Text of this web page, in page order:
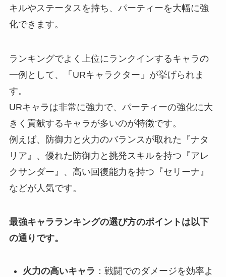
キルやステータスを持ち、パーティーを大幅に強
化できます。
ランキングでよく上位にランクインするキャラの
一例として、「URキャラクター」が挙げられま
す。
URキャラは非常に強力で、パーティーの強化に大
きく貢献するキャラが多いのが特徴です。
例えば、防御力と火力のバランスが取れた『ナタ
リア』、優れた防御力と挑発スキルを持つ『アレ
クサンダー』、高い回復能力を持つ『セリーナ』
などが人気です。
最強キャラランキングの選び方のポイントは以下
の通りです。
火力の高いキャラ ：戦闘でのダメージを効率よ